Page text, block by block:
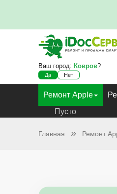
Ваш город: Ковров?
Да Нет
Ремонт Apple
Пусто
Главная Ремонт